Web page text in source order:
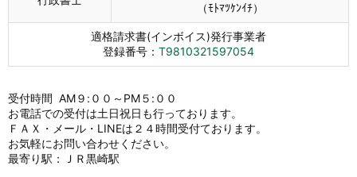
（ﾓﾄﾏﾂｹﾝｲﾁ）
適格請求書(インボイス)発行事業者
登録番号： T9810321597054
受付時間 AM９:００～PM５:００
お電話での受付は土日祝日も行っております。
ＦＡＸ・メール・LINEは２４時間受付ております。
お気軽にお問い合わせください。
最寄り駅：ＪＲ黒崎駅